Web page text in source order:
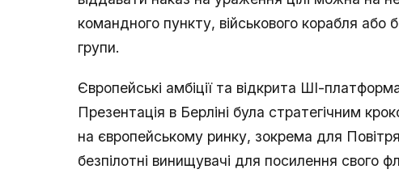
командного пункту, військового корабля або
групи.
Європейські амбіції та відкрита ШІ-
Презентація в Берліні була стратегічним
на європейському ринку, зокрема для
безпілотні винищувачі для посилення свого